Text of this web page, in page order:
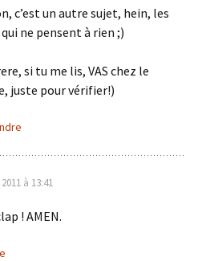
c’est un autre sujet, hein, les
ne pensent à rien ;)
si tu me lis, VAS chez le
juste pour vérifier!)
à 13:41
! AMEN.